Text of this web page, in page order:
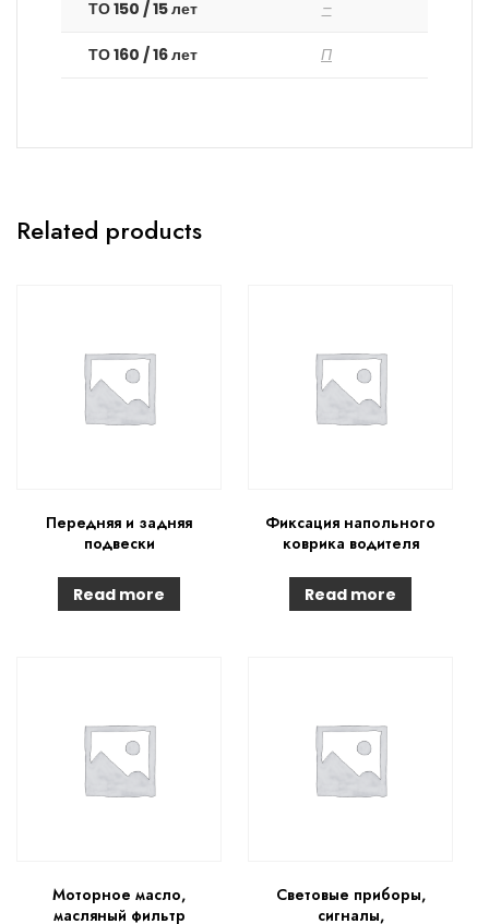
ТО 150 / 15 лет –
ТО 160 / 16 лет П
Related products
Передняя и задняя
подвески
Read more
Фиксация напольного
коврика водителя
Read more
Моторное масло,
масляный фильтр
Световые приборы,
сигналы,